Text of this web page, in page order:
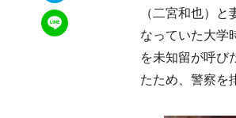
LINEで送る
（二宮和也）
なっていた大学
を未知留が呼び
たため、警察を